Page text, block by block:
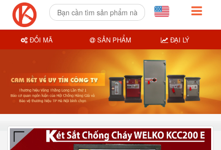
ĐỔI MÃ SẢN PHẨM ĐẠI LÝ